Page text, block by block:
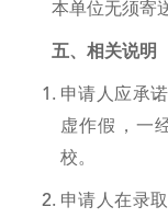
本单位无须寄
五、相关说明
申请人应承
虚作假，一
校。
申请人在录